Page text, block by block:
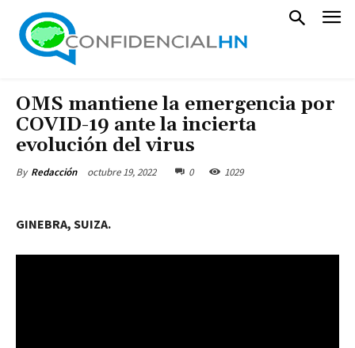
OMS mantiene la emergencia por
COVID-19 ante la incierta
evolución del virus
By Redacción octubre 19, 2022 0 1029
GINEBRA, SUIZA.